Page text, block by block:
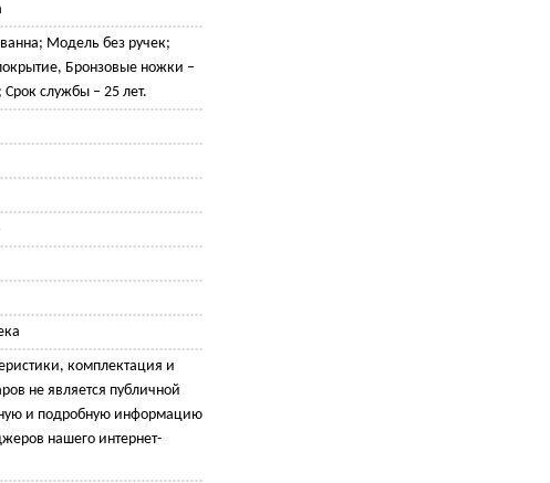
Модель без ручек;
Бронзовые ножки –
Срок службы – 25 лет.
комплектация и
не является публичной
и подробную информацию
нашего интернет-